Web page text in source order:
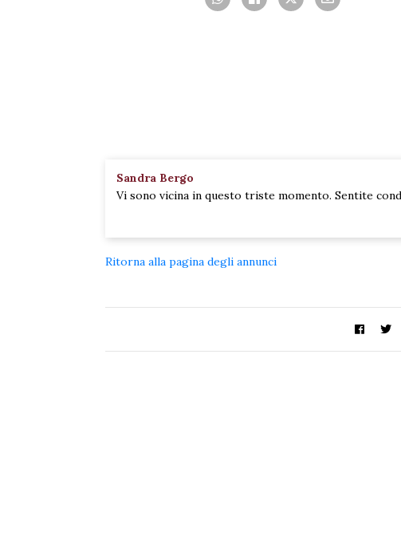
Sandra Bergo
Vi sono vicina in questo triste momento. Sentite
Ritorna alla pagina degli annunci